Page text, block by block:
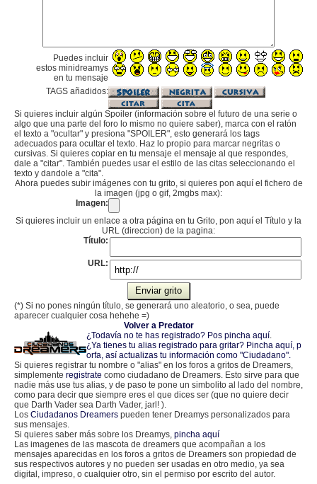
Puedes incluir
estos minidreamys
en tu mensaje
TAGS añadidos:
Si quieres incluir algún Spoiler (información sobre el futuro de una serie o
algo que una parte del foro lo mismo no quiere saber), marca con el ratón
el texto a "ocultar" y presiona "SPOILER", esto generará los tags
adecuados para ocultar el texto. Haz lo propio para marcar negritas o
cursivas. Si quieres copiar en tu mensaje el mensaje al que respondes,
dale a "citar". También puedes usar el estilo de las citas seleccionando el
texto y dandole a "cita".
Ahora puedes subir imágenes con tu grito, si quieres pon aquí el fichero de
la imagen (jpg o gif, 2mgbs max):
Imagen:
Si quieres incluir un enlace a otra página en tu Grito, pon aquí el Título y la
URL (direccion) de la pagina:
Título:
URL:
(*) Si no pones ningún título, se generará uno aleatorio, o sea, puede
aparecer cualquier cosa hehehe =)
Volver a Predator
¿Todavía no te has registrado? Pos pincha aquí.
¿Ya tienes tu alias registrado para gritar? Pincha aquí, p
orfa, así actualizas tu información como "Ciudadano".
Si quieres registrar tu nombre o "alias" en los foros a gritos de Dreamers,
simplemente registrate como ciudadano de Dreamers. Esto sirve para que
nadie más use tus alias, y de paso te pone un simbolito al lado del nombre,
como para decir que siempre eres el que dices ser (que no quiere decir
que Darth Vader sea Darth Vader, jarl! ).
Los Ciudadanos Dreamers pueden tener Dreamys personalizados para
sus mensajes.
Si quieres saber más sobre los Dreamys, pincha aquí
Las imagenes de las mascota de dreamers que acompañan a los
mensajes aparecidas en los foros a gritos de Dreamers son propiedad de
sus respectivos autores y no pueden ser usadas en otro medio, ya sea
digital, impreso, o cualquier otro, sin el permiso por escrito del autor.